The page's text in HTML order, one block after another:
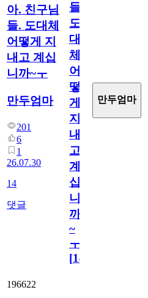
아. 친구님
들. 도대체
어떻게 지
내고 계십
니까~ㅜ
만두엄마
201
6
1
26.07.30
14
댓글
들.
도
대
체
어
떻
게
지
내
고
계
십
니
까
~
ㅜ
[14
만두엄마
196622